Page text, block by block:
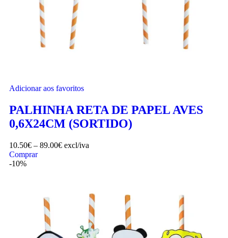
Adicionar aos favoritos
PALHINHA RETA DE PAPEL AVES
0,6X24CM (SORTIDO)
10.50€ – 89.00€ excl/iva
Comprar
-10%